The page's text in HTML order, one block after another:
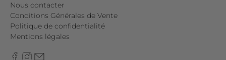
Nous contacter
Conditions Générales de Vente
Politique de confidentialité
Mentions légales